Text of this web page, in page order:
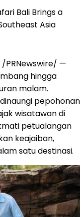
Bali Brings a
Asia
/PRNewswire/ —
hingga
malam.
pepohonan
wisatawan di
petualangan
keajaiban,
satu destinasi.